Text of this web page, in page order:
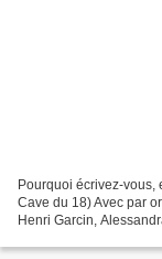
Pourquoi écrivez-vous,
Cave du 18) Avec par
Henri Garcin,